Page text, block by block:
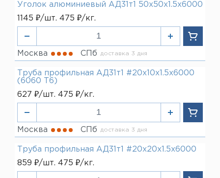
Уголок алюминиевый АД31т1 50х50х1.5х6000
1145 ₽/шт. 475 ₽/кг.
Москва СПб доставка 3 дня
Труба профильная АД31т1 #20х10х1.5х6000
(6060 T6)
627 ₽/шт. 475 ₽/кг.
Москва СПб доставка 3 дня
Труба профильная АД31т1 #20х20х1.5х6000
859 ₽/шт. 475 ₽/кг.